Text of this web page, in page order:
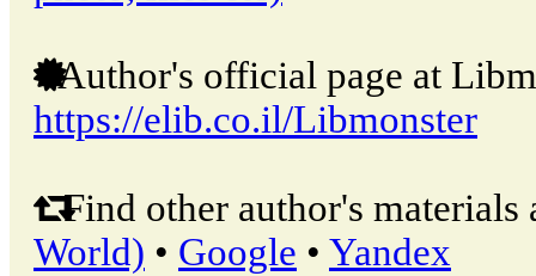
Author's official page at
https://elib.co.il/Libmonster
Find other author's materials
World) • Google • Yandex